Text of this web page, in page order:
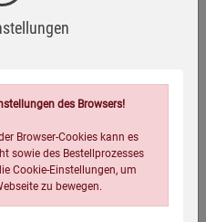
erobern
machte es möglich:
des Browsers!
Browser-Cookies kann es
sowie des Bestellprozesses
Cookie-Einstellungen, um
zu bewegen.